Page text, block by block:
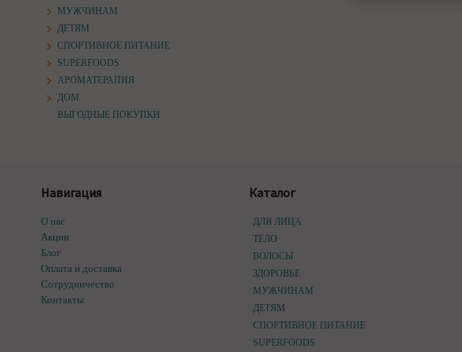
МУЖЧИНАМ
ДЕТЯМ
СПОРТИВНОЕ ПИТАНИЕ
SUPERFOODS
АРОМАТЕРАПИЯ
ДОМ
ВЫГОДНЫЕ ПОКУПКИ
Навигация
О нас
Акции
Блог
Оплата и доставка
Сотрудничество
Контакты
Каталог
ДЛЯ ЛИЦА
ТЕЛО
ВОЛОСЫ
ЗДОРОВЬЕ
МУЖЧИНАМ
ДЕТЯМ
СПОРТИВНОЕ ПИТАНИЕ
SUPERFOODS